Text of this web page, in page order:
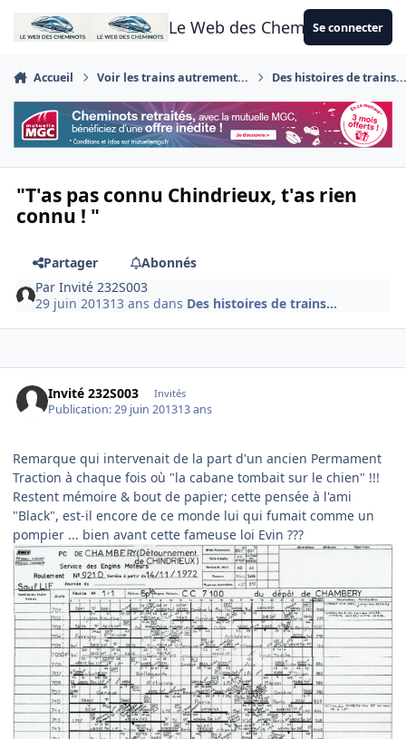
Aller au contenu
Le Web des CheminotsSe connecter
Accueil Voir les trains autrement... Des histoires de
"T'as pas connu Chindrieux, t'as rien
connu ! "
Partager
Abonnés
ParInvité 232S003
29 juin 201313 ans dans Des histoires de trains...
Invité 232S003 Invités
Publication:29 juin 201313 ans
Remarque qui intervenait de la part d'un ancien Permament
Traction à chaque fois où "la cabane tombait sur le chien" !!!
Restent mémoire & bout de papier; cette pensée à l'ami
"Black", est-il encore de ce monde lui qui fumait comme un
pompier ... bien avant cette fameuse loi Evin ???